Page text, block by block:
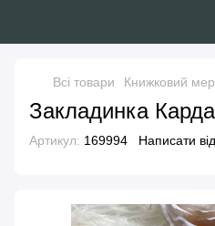
Всі товари Книжковий
Закладинка
Артикул: 169994 Написати